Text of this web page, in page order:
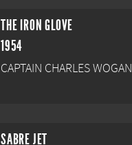
THE IRON GLOVE
1954
CAPTAIN CHARLES WOGAN
SABRE JET